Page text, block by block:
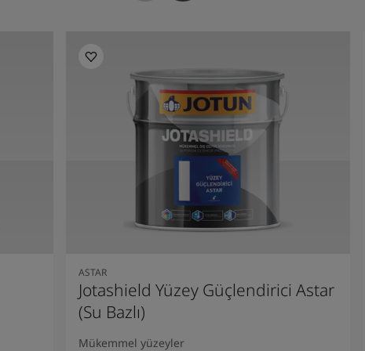
ASTAR
Jotashield Yüzey Güçlendirici Astar
(Su Bazlı)
Mükemmel yüzeyler